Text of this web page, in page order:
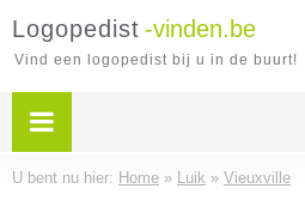
Logopedist -vinden.be
Vind een logopedist bij u in de buurt!
U bent nu hier: Home » Luik » Vieuxville